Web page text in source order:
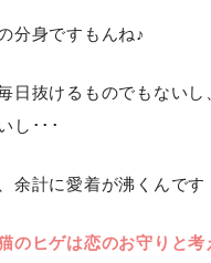
分身ですもんね♪
日抜けるものでもないし
し･･･
余計に愛着が沸くんです
のヒゲは恋のお守りと考